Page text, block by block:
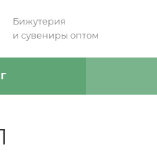
Бижутерия
и сувениры оптом